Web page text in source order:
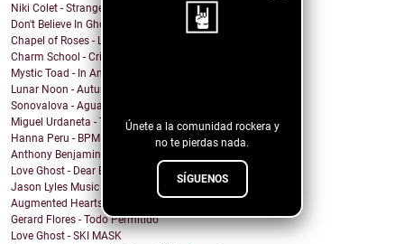
Únete a la comunidad rockera y
no te pierdas nada.
SÍGUENOS
Niki Colet - Strange Dreams
Don't Believe In Ghosts - Brooklyn Baby
Chapel of Roses - Lose Control
Charm School - Crime Time
Mystic Toad - In Another World
Lunar Noon - Autumn Passing
Sonovalova - Agua Fría
Miguel Urdaneta - Te Sigo Pensando
Hanna Peru - BPM
Anthony Benjamin - Protect Yourself
Love Ghost - Dear Boy
Jason Lyles Music - Survival
Augmented Hearts - J.V.H.
Gerard Flores - Todo Permitido
Love Ghost - SKI MASK